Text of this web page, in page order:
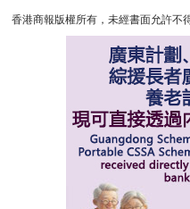
香港商報版權所有，未經書面允許不